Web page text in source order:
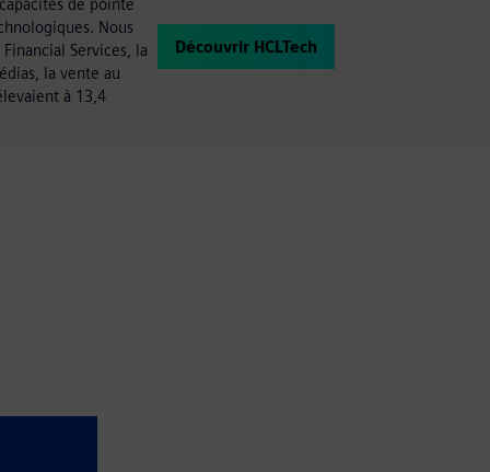
de pointe
Nous
Services, la
la vente au
à 13,4
Découvrir HCLTech